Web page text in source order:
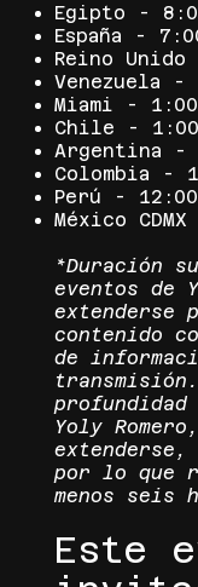
Egipto -
España -
Reino
Venezuela -
Miami -
Chile -
Argentina -
Colombia -
Perú -
México
*Duración
eventos de
extenderse
contenido
de
Yoly
extenderse,
por lo que
menos seis
Este